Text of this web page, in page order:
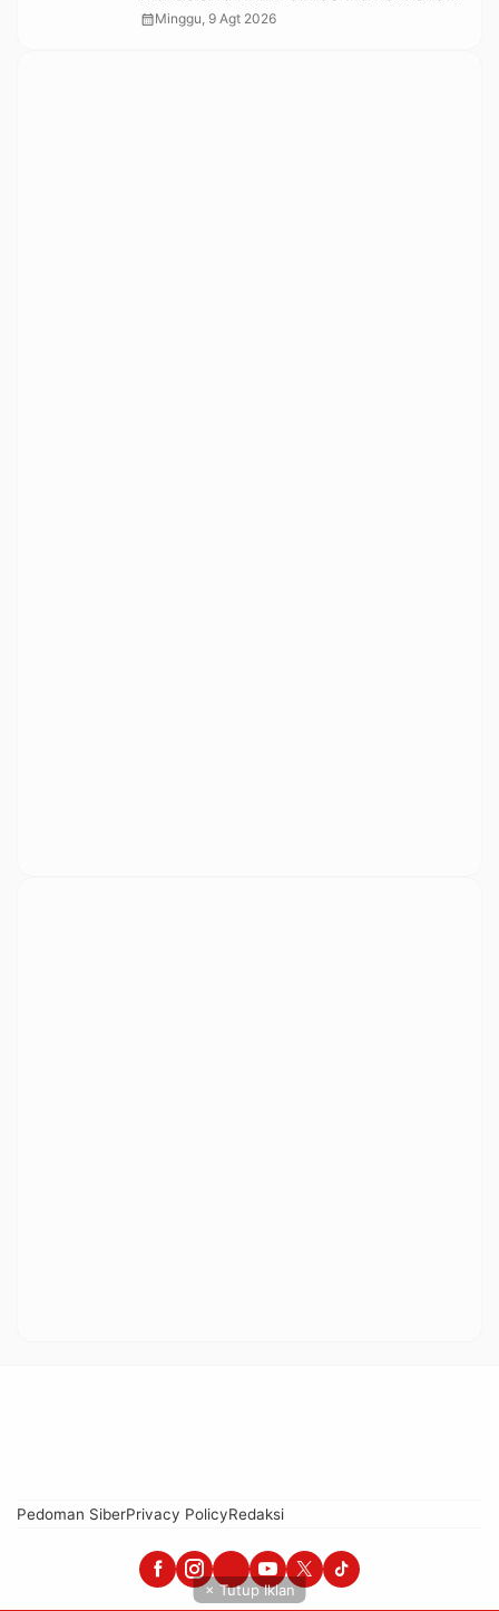
Nonongan Utara Pasang Papan
calendar_monthMinggu, 9 Agt 2026
Pedoman SiberPrivacy PolicyRedaksi
× Tutup Iklan